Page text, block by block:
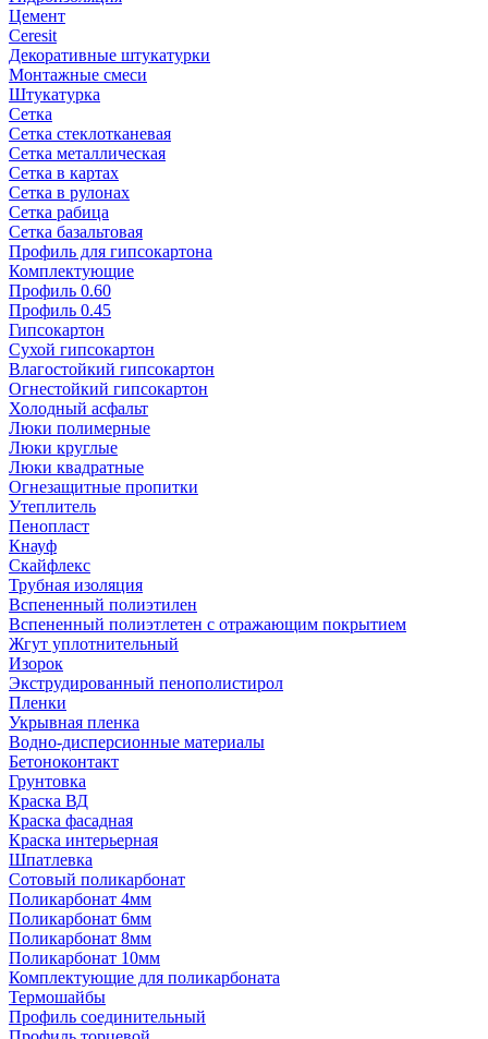
Цемент
Ceresit
Декоративные штукатурки
Монтажные смеси
Штукатурка
Сетка
Сетка стеклотканевая
Сетка металлическая
Сетка в картах
Сетка в рулонах
Сетка рабица
Сетка базальтовая
Профиль для гипсокартона
Комплектующие
Профиль 0.60
Профиль 0.45
Гипсокартон
Сухой гипсокартон
Влагостойкий гипсокартон
Огнестойкий гипсокартон
Холодный асфальт
Люки полимерные
Люки круглые
Люки квадратные
Огнезащитные пропитки
Утеплитель
Пенопласт
Кнауф
Скайфлекс
Трубная изоляция
Вспененный полиэтилен
Вспененный полиэтлетен с отражающим покрытием
Жгут уплотнительный
Изорок
Экструдированный пенополистирол
Пленки
Укрывная пленка
Водно-дисперсионные материалы
Бетоноконтакт
Грунтовка
Краска ВД
Краска фасадная
Краска интерьерная
Шпатлевка
Сотовый поликарбонат
Поликарбонат 4мм
Поликарбонат 6мм
Поликарбонат 8мм
Поликарбонат 10мм
Комплектующие для поликарбоната
Термошайбы
Профиль соединительный